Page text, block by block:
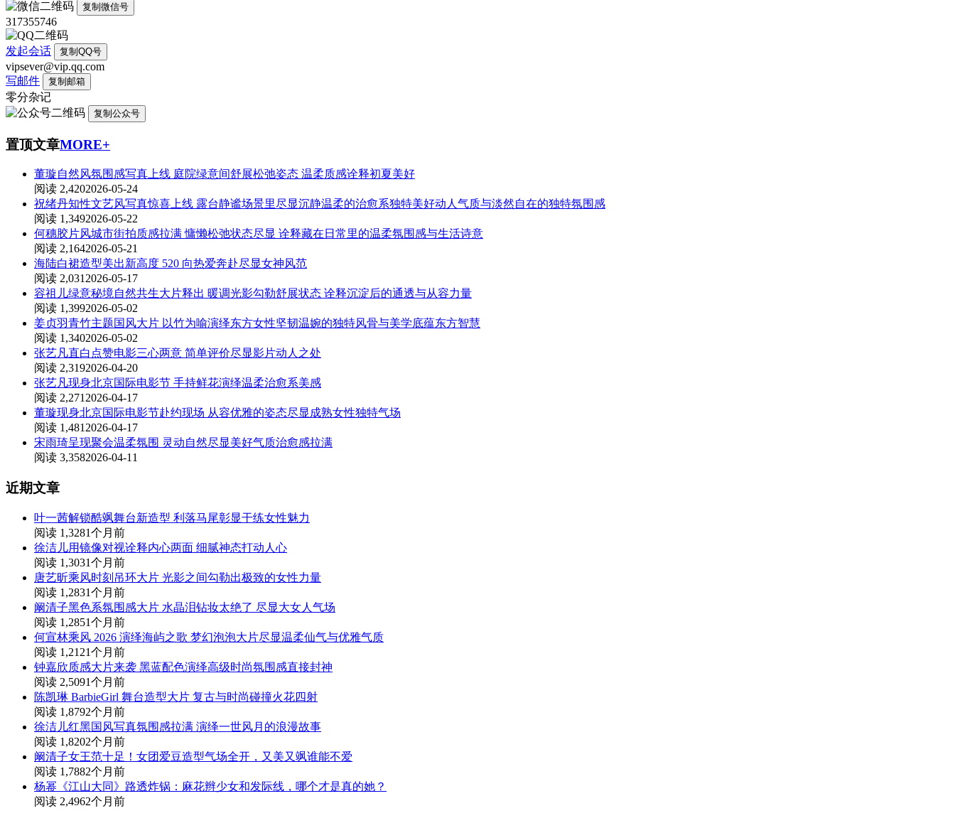
复制微信号
317355746
发起会话 复制QQ号
vipsever@vip.qq.com
写邮件
复制邮箱
零分杂记
复制公众号
置顶文章MORE+
董璇自然风氛围感写真上线 庭院绿意间舒展松弛姿态 温柔质感诠释初夏美好
阅读 2,4202026-05-24
祝绪丹知性文艺风写真惊喜上线 露台静谧场景里尽显沉静温柔的治愈系独特美好动人气质与淡然自在的独特氛围感
阅读 1,3492026-05-22
何穗胶片风城市街拍质感拉满 慵懒松弛状态尽显 诠释藏在日常里的温柔氛围感与生活诗意
阅读 2,1642026-05-21
海陆白裙造型美出新高度 520 向热爱奔赴尽显女神风范
阅读 2,031 2026-05-17
容祖儿绿意秘境自然共生大片释出 暖调光影勾勒舒展状态 诠释沉淀后的通透与从容力量
阅读 1,3992026-05-02
姜贞羽青竹主题国风大片 以竹为喻演绎东方女性坚韧温婉的独特风骨与美学底蕴东方智慧
阅读 1,3402026-05-02
张艺凡直白点赞电影三心两意 简单评价尽显影片动人之处
阅读 2,3192026-04-20
张艺凡现身北京国际电影节 手持鲜花演绎温柔治愈系美感
阅读 2,271 2026-04-17
董璇现身北京国际电影节赴约现场 从容优雅的姿态尽显成熟女性独特气场
阅读 1,481 2026-04-17
宋雨琦呈现聚会温柔氛围 灵动自然尽显美好气质治愈感拉满
阅读 3,3582026-04-11
近期文章
叶一茜解锁酷飒舞台新造型 利落马尾彰显干练女性魅力
阅读 1,3281个月前
徐洁儿用镜像对视诠释内心两面 细腻神态打动人心
阅读 1,3031个月前
唐艺昕乘风时刻吊环大片 光影之间勾勒出极致的女性力量
阅读 1,2831个月前
阚清子黑色系氛围感大片 水晶泪钻妆太绝了 尽显大女人气场
阅读 1,2851个月前
何宣林乘风 2026 演绎海屿之歌 梦幻泡泡大片尽显温柔仙气与优雅气质
阅读 1,2121个月前
钟嘉欣质感大片来袭 黑蓝配色演绎高级时尚氛围感直接封神
阅读 2,5091个月前
陈凯琳 BarbieGirl 舞台造型大片 复古与时尚碰撞火花四射
阅读 1,8792个月前
徐洁儿红黑国风写真氛围感拉满 演绎一世风月的浪漫故事
阅读 1,8202个月前
阚清子女王范十足！女团爱豆造型气场全开，又美又飒谁能不爱
阅读 1,7882个月前
杨幂《江山大同》路透炸锅：麻花辫少女和发际线，哪个才是真的她？
阅读 2,4962个月前